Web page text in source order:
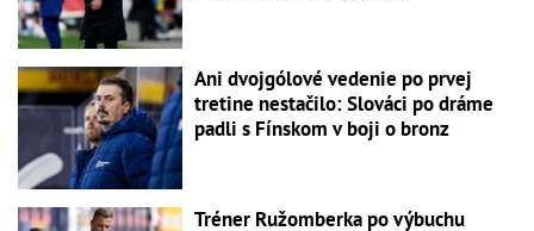
Ani dvojgólové vedenie po prvej
tretine nestačilo: Slováci po dráme
padli s Fínskom v boji o bronz
Tréner Ružomberka po výbuchu